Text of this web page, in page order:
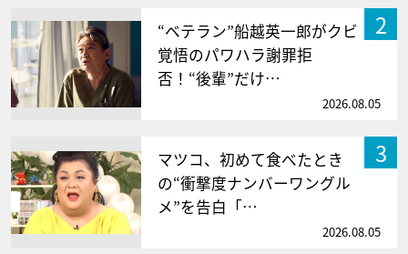
2
“ベテラン”船越英一郎がクビ
覚悟のパワハラ謝罪拒
否！“後輩”だけ…
2026.08.05
3
マツコ、初めて食べたとき
の“衝撃度ナンバーワングル
メ”を告白「…
2026.08.05